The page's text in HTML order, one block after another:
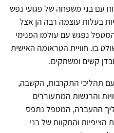
עם בני משפחה של פגועי נפש
בעלות עוצמה רבה הן אצל
נפגש עם עולמו הפנימי
בו. חוויית הטראומה האישית
קשים ומשתקים.
תהליכי התקרבות, הקשבה,
והרגשות המתעוררים
ההעברה, המטפל נתפס
והתקוות של בני